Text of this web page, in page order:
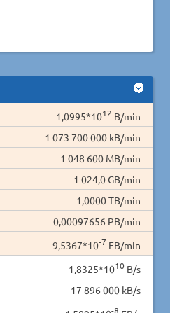
1,0995*1012 B/min
1 073 700 000 kB/min
1 048 600 MB/min
1 024,0 GB/min
1,0000 TB/min
0,00097656 PB/min
9,5367*10-7 EB/min
1,8325*1010 B/s
17 896 000 kB/s
-8